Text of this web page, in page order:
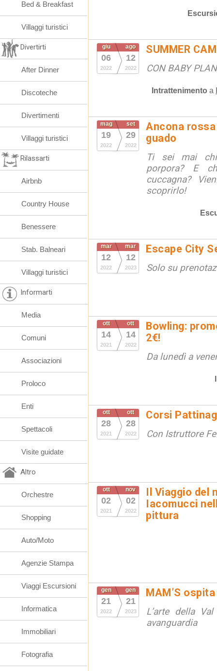
giu
06
2022
ago
12
2022
SUMMER
CON BABY
Intrattenimento a
mag
19
2022
set
29
2022
Ancona
guado
Ti sei mai
porpora? E
cuccagna?
scoprirlo!
mar
12
2022
mar
12
2023
Escape City
Solo su
ott
14
2021
ott
14
2022
Bowling:
2€!
Da lunedì a
ott
28
2021
ott
28
2022
Corsi
Con Istruttore
ott
02
2021
nov
02
2022
Il Viaggio del
Iacomucci
pittura
gen
21
2022
gen
21
2023
MAM’S
L’arte della
avanguardia
Bed & Breakfast
Villaggi turistici
Divertirti
After Dinner
Discoteche
Divertimenti
Villaggi turistici
Rilassarti
Airbnb
Country House
Benessere
Stab. Balneari
Villaggi turistici
Informarti
Media
Comuni
Associazioni
Proloco
Enti
Spettacoli
Visite guidate
Altro
Orchestre
Shopping
Auto/Moto
Agenzie Stampa
Viaggi Escursioni
Informatica
Immobiliari
Fotografia